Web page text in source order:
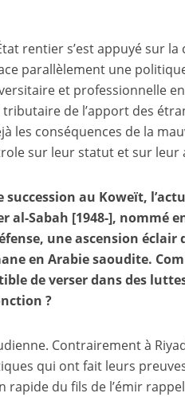
rentier s’est appuyé sur
parallèlement une
et professionnelle
de l’apport des
les conséquences de la
sur leur statut et sur leur
au Koweït,
Sabah [1948-], nommé
une ascension éclair
en Arabie saoudite.
de verser dans des
?
Contrairement à
qui ont fait leurs
rapide du fils de l’émir